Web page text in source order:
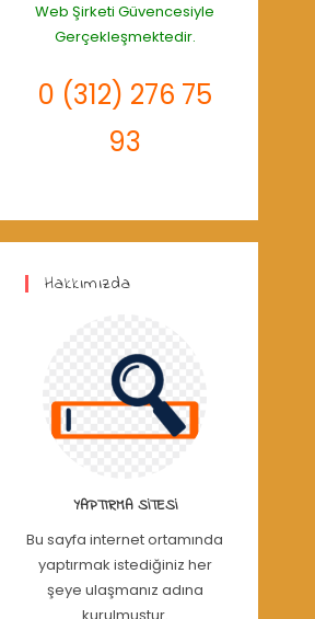
Web Şirketi Güvencesiyle
Gerçekleşmektedir.
0 (312) 276 75
93
Hakkımızda
YAPTIRMA SITESI
Bu sayfa internet ortamında
yaptırmak istediğiniz her
şeye ulaşmanız adına